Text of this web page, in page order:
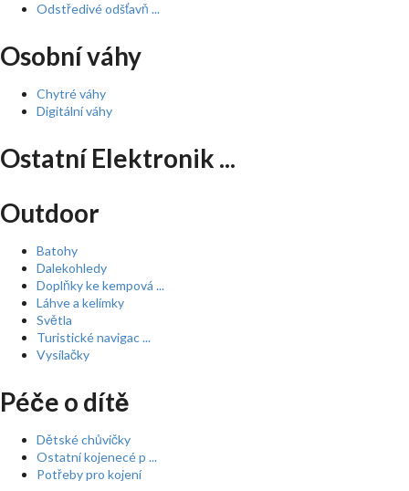
Odstředivé odšťavň ...
Osobní váhy
Chytré váhy
Digitální váhy
Ostatní Elektronik ...
Outdoor
Batohy
Dalekohledy
Doplňky ke kempová ...
Láhve a kelímky
Světla
Turistické navigac ...
Vysílačky
Péče o dítě
Dětské chůvičky
Ostatní kojenecé p ...
Potřeby pro kojení